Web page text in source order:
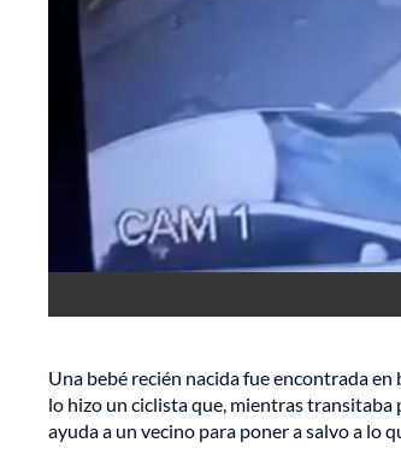
Una bebé recién nacida fue encontrada
lo hizo un ciclista que, mientras
ayuda a un vecino para poner a salvo a lo